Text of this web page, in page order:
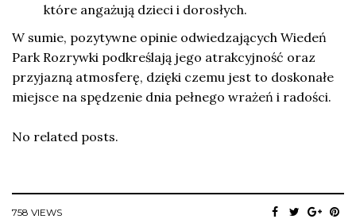
które angażują dzieci i dorosłych.
W sumie, pozytywne opinie odwiedzających Wiedeń
Park Rozrywki podkreślają jego atrakcyjność oraz
przyjazną atmosferę, dzięki czemu jest to doskonałe
miejsce na spędzenie dnia pełnego wrażeń i radości.
No related posts.
758 VIEWS